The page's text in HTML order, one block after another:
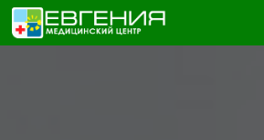
Skip to content